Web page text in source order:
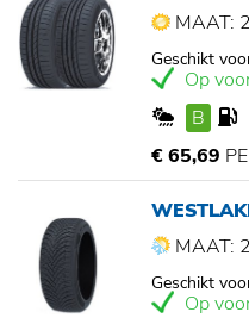
MAAT:
Geschikt
Op
B
€ 65,69
MAAT:
Geschikt
Op